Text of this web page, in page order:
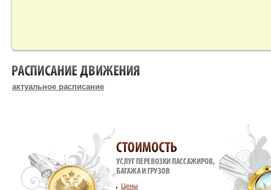
РАСПИСАНИЕ ДВИЖЕНИЯ
актуальное расписание
Стоимость услуг
Цены